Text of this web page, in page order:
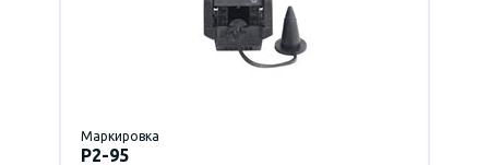
Маркировка
P2-95